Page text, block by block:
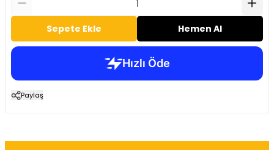
Sepete Ekle Hemen Al
Paylaş